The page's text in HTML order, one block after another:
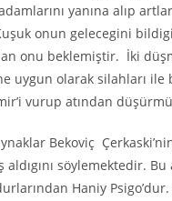
yanına alıp
onun gelecegini
onu beklemiştir. İki
uygun olarak silahları ile
vurup atından
Bekoviç
aldıgını söylemektedir. Bu
Haniy